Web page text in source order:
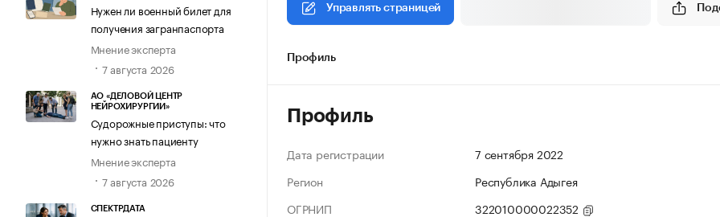
Нужен ли военный билет для
получения загранпаспорта
Мнение эксперта
7 августа 2026
АО «ДЕЛОВОЙ ЦЕНТР
НЕЙРОХИРУРГИИ»
Судорожные приступы: что
нужно знать пациенту
Мнение эксперта
7 августа 2026
СПЕКТРДАТА
Управлять страницей
Профиль
Профиль
Дата регистрации
7 сентября 2022
Регион
Республика Адыгея
ОГРНИП
322010000022352